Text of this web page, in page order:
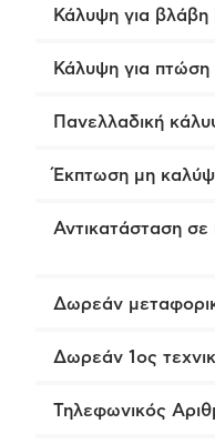
Κάλυψη για
Κάλυψη για πτώση
Πανελλαδική
Έκπτωση μη
Αντικατάσταση σε
Δωρεάν
Δωρεάν 1ος
Τηλεφωνικός